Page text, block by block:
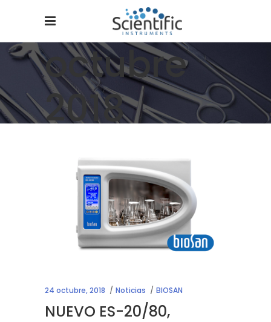
octubre
2018
24 octubre, 2018 Noticias BIOSAN
NUEVO ES-20/80,